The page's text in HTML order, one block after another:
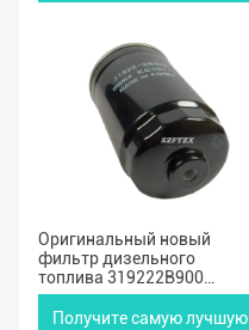
Оригинальный новый
фильтр дизельного
топлива 319222B900
31922-2B900 для Hyundai
Santa Fe KIA Optima Sorento
Получите самую лучшую